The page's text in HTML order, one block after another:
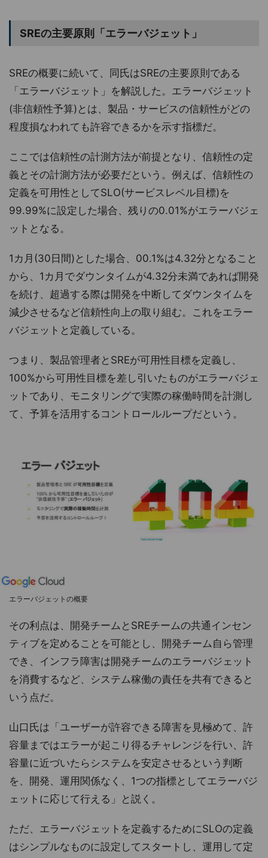
SREの主要原則「エラーバジェット」
SREの概要に続いて、同氏はSREの主要原則である
「エラーバジェット」を解説した。エラーバジェット
(非信頼性予算)とは、製品・サービスの信頼性がどの
程度損なわれても許容できるかを示す指標だ。
ここでは信頼性の計測方法が前提となり、信頼性の定
義とその計測方法が必要だという。例えば、信頼性の
定義を可用性としてSLO(サービスレベル目標)を
99.99%に設定した場合、残りの0.01%がエラーバジェ
ットとなる。
1カ月(30日間)とした場合、00.1%は4.32分となること
から、1カ月でダウンタイムが4.32分未満であれば開発
を続け、超過する際は開発を中断してダウンタイムを
減少させるなど信頼性向上の取り組む。これをエラー
バジェットと定義している。
つまり、製品管理者とSREが可用性目標を定義し、
100%から可用性目標を差し引いたものがエラーバジェ
ットであり、モニタリングで実際の稼働時間を計測し
て、予算を活用するコントロールループだという。
エラーバジェットの概要
その利点は、開発チームとSREチームの共通インセン
ティブを定めることを可能とし、開発チーム自ら管理
でき、インフラ障害は開発チームのエラーバジェット
を消費するなど、システム稼働の責任を共有できると
いう点だ。
山口氏は「ユーザーが許容できる障害を見極めて、許
容量まではエラーが起こり得るチャレンジを行い、許
容量に近づいたらシステムを安定させるという判断
を、開発、運用関係なく、1つの指標としてエラーバジ
ェットに応じて行える」と説く。
ただ、エラーバジェットを定義するためにSLOの定義
はシンプルなものに設定してスタートし、運用して定